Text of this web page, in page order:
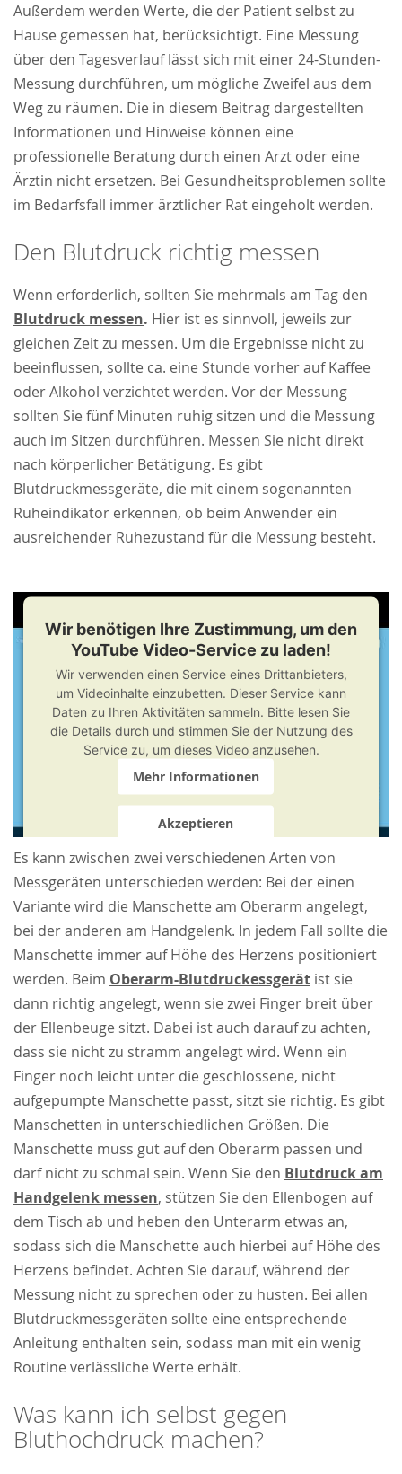
Außerdem werden Werte, die der Patient selbst zu
Hause gemessen hat, berücksichtigt. Eine Messung
über den Tagesverlauf lässt sich mit einer 24-Stunden-
Messung durchführen, um mögliche Zweifel aus dem
Weg zu räumen. Die in diesem Beitrag dargestellten
Informationen und Hinweise können eine
professionelle Beratung durch einen Arzt oder eine
Ärztin nicht ersetzen. Bei Gesundheitsproblemen sollte
im Bedarfsfall immer ärztlicher Rat eingeholt werden.
Den Blutdruck richtig messen
Wenn erforderlich, sollten Sie mehrmals am Tag den
Blutdruck messen. Hier ist es sinnvoll, jeweils zur
gleichen Zeit zu messen. Um die Ergebnisse nicht zu
beeinflussen, sollte ca. eine Stunde vorher auf Kaffee
oder Alkohol verzichtet werden. Vor der Messung
sollten Sie fünf Minuten ruhig sitzen und die Messung
auch im Sitzen durchführen. Messen Sie nicht direkt
nach körperlicher Betätigung. Es gibt
Blutdruckmessgeräte, die mit einem sogenannten
Ruheindikator erkennen, ob beim Anwender ein
ausreichender Ruhezustand für die Messung besteht.
Wir benötigen Ihre Zustimmung, um den
YouTube Video-Service zu laden!
Wir verwenden einen Service eines Drittanbieters,
um Videoinhalte einzubetten. Dieser Service kann
Daten zu Ihren Aktivitäten sammeln. Bitte lesen Sie
die Details durch und stimmen Sie der Nutzung des
Service zu, um dieses Video anzusehen.
Mehr Informationen
Akzeptieren
powered by
Usercentrics Consent Management
Platform&Trusted Shops
Es kann zwischen zwei verschiedenen Arten von
Messgeräten unterschieden werden: Bei der einen
Variante wird die Manschette am Oberarm angelegt,
bei der anderen am Handgelenk. In jedem Fall sollte die
Manschette immer auf Höhe des Herzens positioniert
werden. Beim Oberarm-Blutdruckessgerät ist sie
dann richtig angelegt, wenn sie zwei Finger breit über
der Ellenbeuge sitzt. Dabei ist auch darauf zu achten,
dass sie nicht zu stramm angelegt wird. Wenn ein
Finger noch leicht unter die geschlossene, nicht
aufgepumpte Manschette passt, sitzt sie richtig. Es gibt
Manschetten in unterschiedlichen Größen. Die
Manschette muss gut auf den Oberarm passen und
darf nicht zu schmal sein. Wenn Sie den Blutdruck am
Handgelenk messen, stützen Sie den Ellenbogen auf
dem Tisch ab und heben den Unterarm etwas an,
sodass sich die Manschette auch hierbei auf Höhe des
Herzens befindet. Achten Sie darauf, während der
Messung nicht zu sprechen oder zu husten. Bei allen
Blutdruckmessgeräten sollte eine entsprechende
Anleitung enthalten sein, sodass man mit ein wenig
Routine verlässliche Werte erhält.
Was kann ich selbst gegen
Bluthochdruck machen?